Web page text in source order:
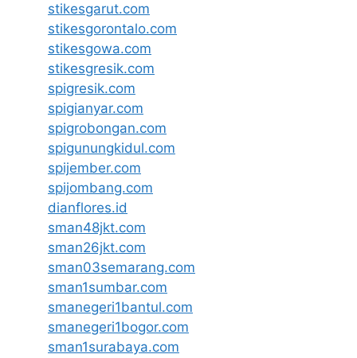
stikesgarut.com
stikesgorontalo.com
stikesgowa.com
stikesgresik.com
spigresik.com
spigianyar.com
spigrobongan.com
spigunungkidul.com
spijember.com
spijombang.com
dianflores.id
sman48jkt.com
sman26jkt.com
sman03semarang.com
sman1sumbar.com
smanegeri1bantul.com
smanegeri1bogor.com
sman1surabaya.com